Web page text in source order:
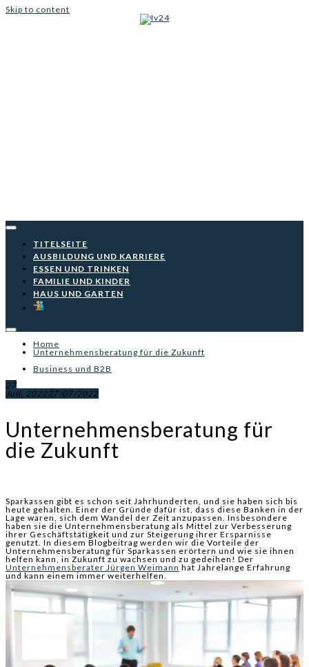
Skip to content
Iv24
TITELSEITE
AUSBILDUNG UND KARRIERE
ESSEN UND TRINKEN
FAMILIE UND KINDER
HAUS UND GARTEN
Home
Unternehmensberatung für die Zukunft
Business und B2B
27
Juli, 202227/07/2022
Unternehmensberatung für
die Zukunft
Sparkassen gibt es schon seit Jahrhunderten, und sie haben sich bis
heute gehalten. Einer der Gründe dafür ist, dass diese Banken in der
Lage waren, sich dem Wandel der Zeit anzupassen. Insbesondere
haben sie die Unternehmensberatung als Mittel zur Verbesserung
ihrer Geschäftstätigkeit und zur Steigerung ihrer Ersparnisse
genutzt. In diesem Blogbeitrag werden wir die Vorteile der
Unternehmensberatung für Sparkassen erörtern und wie sie ihnen
helfen kann, in Zukunft zu wachsen und zu gedeihen! Der
Unternehmensberater Jürgen Weimann hat Jahrelange Erfahrung
und kann einem immer weiterhelfen.